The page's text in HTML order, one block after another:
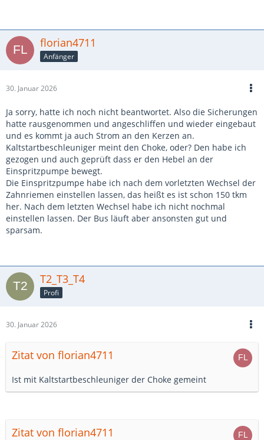
florian4711
Anfänger
30. Januar 2026
Ja sorry, hatte ich noch nicht beantwortet. Also die Sicherungen
hatte rausgenommen und angeschliffen und wieder eingebaut
und es kommt ja auch Strom an den Kerzen an.
Kaltstartbeschleuniger meint den Choke, oder? Den habe ich
gezogen und auch geprüft dass er den Hebel an der
Einspritzpumpe bewegt.
Die Einspritzpumpe habe ich nach dem vorletzten Wechsel der
Zahnriemen einstellen lassen, das heißt es ist schon 150 tkm
her. Nach dem letzten Wechsel habe ich nicht nochmal
einstellen lassen. Der Bus läuft aber ansonsten gut und
sparsam.
T2_T3_T4
Profi
30. Januar 2026
Zitat von florian4711
Ist mit Kaltstartbeschleuniger der Choke gemeint
Zitat von florian4711